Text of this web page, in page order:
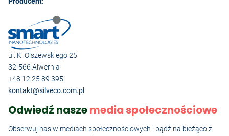
ul. K. Olszewskiego 25
32-566 Alwernia
+48 12 25 89 395
kontakt@silveco.com.pl
Odwiedź naszemedia społecznościowe
Obserwuj nas w mediach społecznościowych i bądź na bieżąco z